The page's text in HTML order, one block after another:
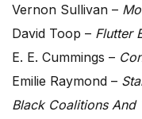
Vernon Sullivan –
David Toop – Flutter
E. E. Cummings –
Emilie Raymond –
Black Coalitions And